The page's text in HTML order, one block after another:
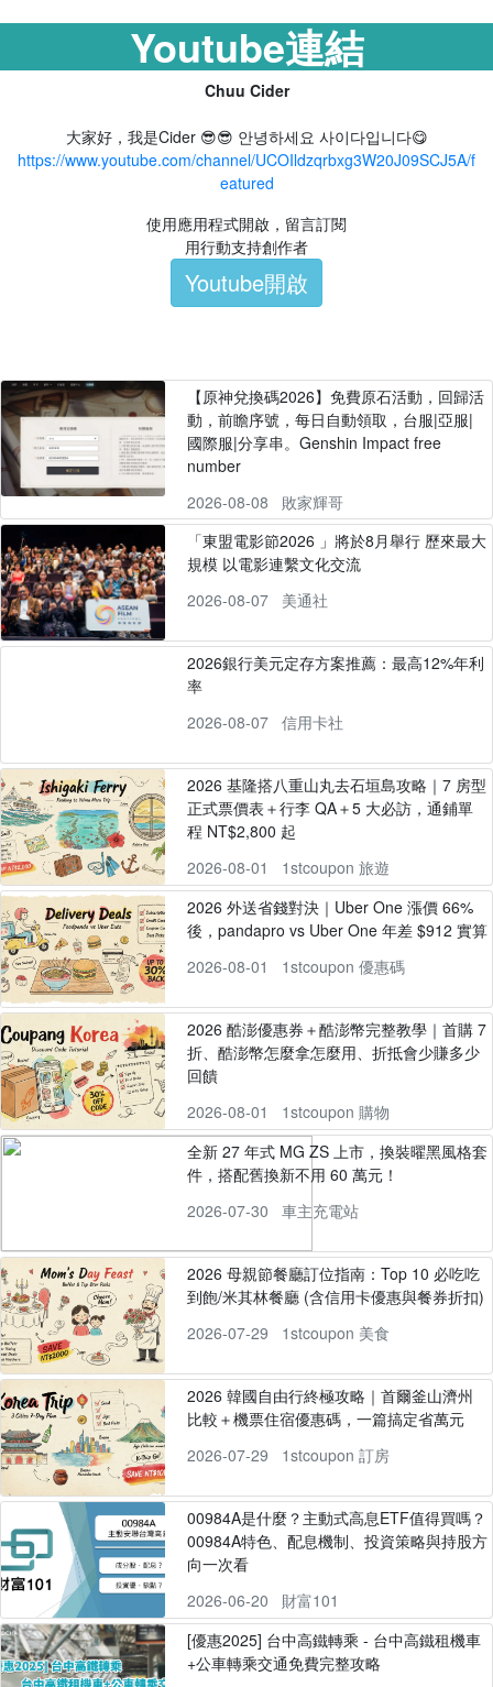
Youtube連結
Chuu Cider
大家好，我是Cider 😎😎 안녕하세요 사이다입니다😋
https://www.youtube.com/channel/UCOIldzqrbxg3W20J09SCJ5A/f
eatured
使用應用程式開啟，留言訂閱
用行動支持創作者
Youtube開啟
【原神兌換碼2026】免費原石活動，回歸活
動，前瞻序號，每日自動領取，台服|亞服|
國際服|分享串。Genshin Impact free
number
2026-08-08
敗家輝哥
「東盟電影節2026 」將於8月舉行 歷來最大
規模 以電影連繫文化交流
2026-08-07
美通社
2026銀行美元定存方案推薦：最高12%年利
率
2026-08-07
信用卡社
2026 基隆搭八重山丸去石垣島攻略｜7 房型
正式票價表＋行李 QA＋5 大必訪，通鋪單
程 NT$2,800 起
2026-08-01
1stcoupon 旅遊
2026 外送省錢對決｜Uber One 漲價 66%
後，pandapro vs Uber One 年差 $912 實算
2026-08-01
1stcoupon 優惠碼
2026 酷澎優惠券＋酷澎幣完整教學｜首購 7
折、酷澎幣怎麼拿怎麼用、折抵會少賺多少
回饋
2026-08-01
1stcoupon 購物
全新 27 年式 MG ZS 上市，換裝曜黑風格套
件，搭配舊換新不用 60 萬元！
2026-07-30
車主充電站
2026 母親節餐廳訂位指南：Top 10 必吃吃
到飽/米其林餐廳 (含信用卡優惠與餐券折扣)
2026-07-29
1stcoupon 美食
2026 韓國自由行終極攻略｜首爾釜山濟州
比較＋機票住宿優惠碼，一篇搞定省萬元
2026-07-29
1stcoupon 訂房
00984A是什麼？主動式高息ETF值得買嗎？
00984A特色、配息機制、投資策略與持股方
向一次看
2026-06-20
財富101
[優惠2025] 台中高鐵轉乘 - 台中高鐵租機車
+公車轉乘交通免費完整攻略